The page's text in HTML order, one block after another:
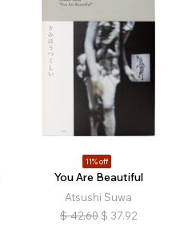
11% off
You Are Beautiful
Atsushi Suwa
$ 42.60 $ 37.92